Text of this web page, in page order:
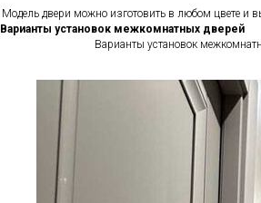
Модель двери можно изготовить в любом цвете и
Варианты установок межкомнатных дверей
Варианты установок